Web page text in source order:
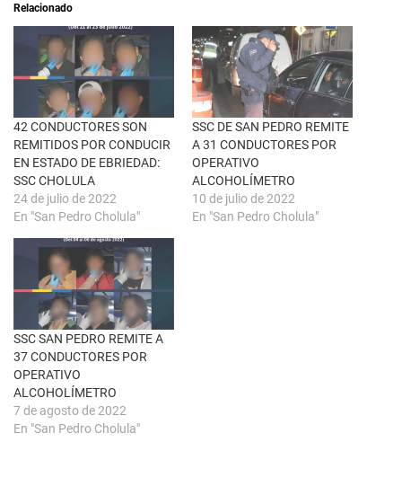
b
r
e
e
n
u
n
a
v
e
n
t
a
n
a
n
u
e
v
)
e
n
F
a
c
e
b
o
o
k
(
S
e
a
b
r
e
e
u
n
a
v
e
n
t
a
n
a
n
e
v
a
)
Relacionado
42 CONDUCTORES SON
REMITIDOS POR CONDUCIR
EN ESTADO DE EBRIEDAD:
SSC CHOLULA
24 de julio de 2022
En "San Pedro Cholula"
SSC DE SAN PEDRO REMITE
A 31 CONDUCTORES POR
OPERATIVO
ALCOHOLÍMETRO
10 de julio de 2022
En "San Pedro Cholula"
SSC SAN PEDRO REMITE A
37 CONDUCTORES POR
OPERATIVO
ALCOHOLÍMETRO
7 de agosto de 2022
En "San Pedro Cholula"